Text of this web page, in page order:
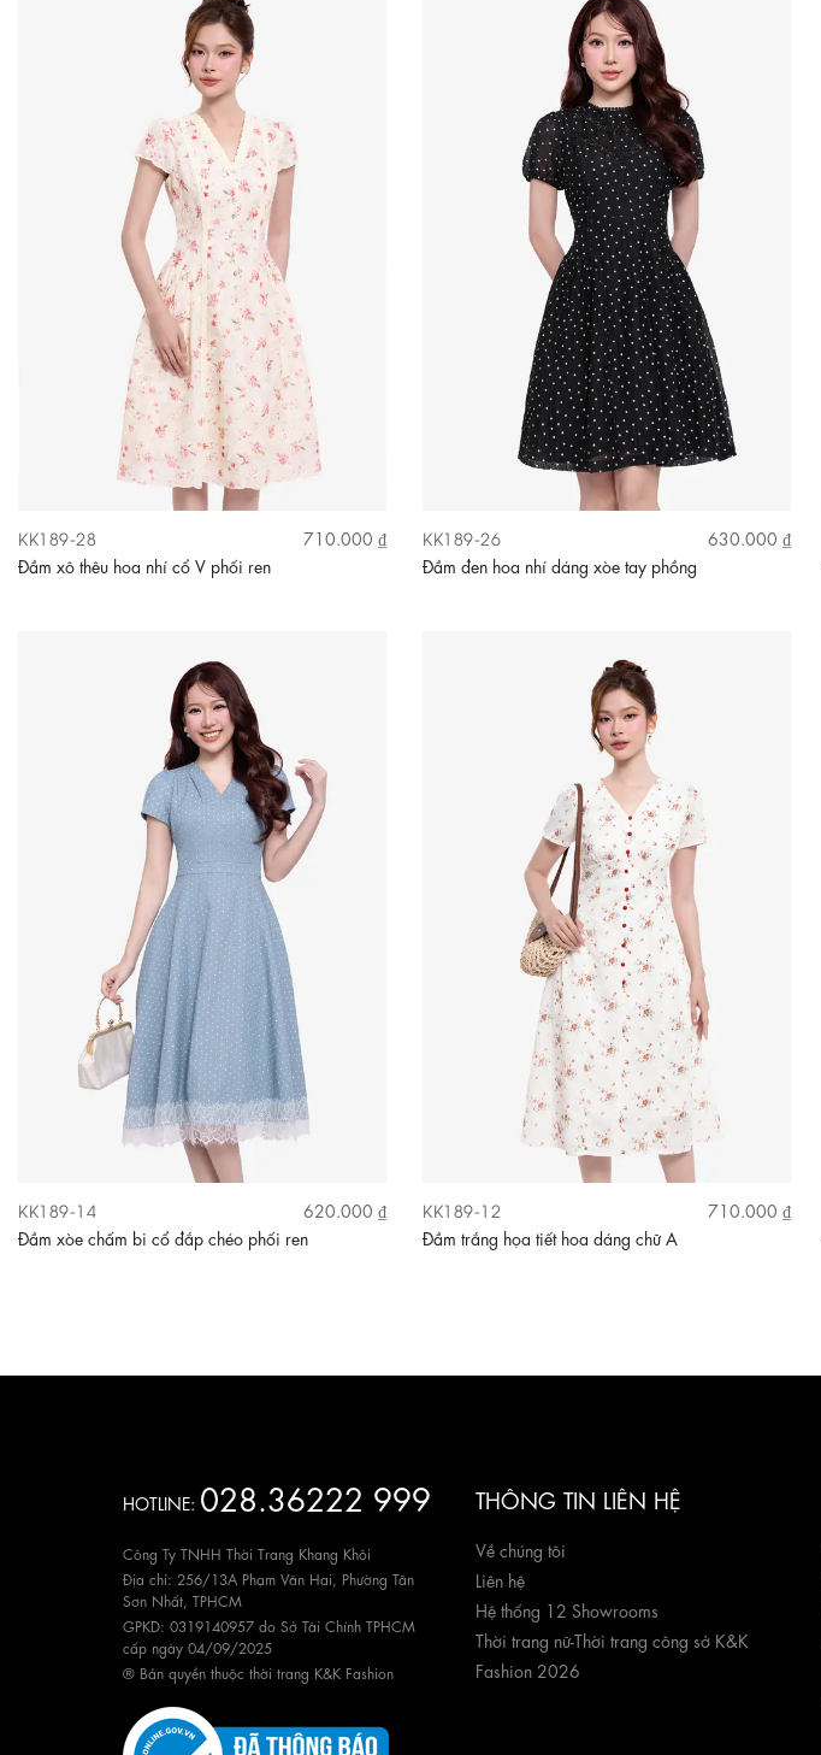
KK189-28
710.000 ₫
Đầm xô thêu hoa nhí cổ V phối ren
KK189-26
630.000 ₫
Đầm đen hoa nhí dáng xòe tay phồng
KK189-14
620.000 ₫
Đầm xòe chấm bi cổ đắp chéo phối ren
KK189-12
710.000 ₫
Đầm trắng họa tiết hoa dáng chữ A
HOTLINE: 028.36222 999
Công Ty TNHH Thời Trang Khang Khôi
Địa chỉ: 256/13A Phạm Văn Hai, Phường Tân
Sơn Nhất, TPHCM
GPKD: 0319140957 do Sở Tài Chính TPHCM
cấp ngày 04/09/2025
® Bản quyền thuộc thời trang K&K Fashion
THÔNG TIN LIÊN HỆ
Về chúng tôi
Liên hệ
Hệ thống 12 Showrooms
Thời trang nữ-Thời trang công sở K&K
Fashion 2026